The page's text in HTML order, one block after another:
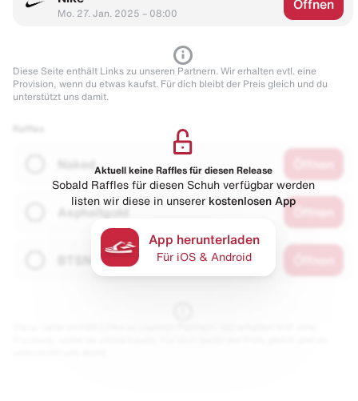
Mo. 27. Jan. 2025 – 08:00
Öffnen
Diese Seite enthält Links zu unseren Partnern. Wir erhalten evtl. eine
Provision, wenn du etwas kaufst. Für dich bleibt der Preis gleich und du
unterstützt uns damit.
Naked
Asphaltgold
Aktuell keine Raffles für diesen Release
Sobald Raffles für diesen Schuh verfügbar werden
listen wir diese in unserer kostenlosen App
App herunterladen
Für iOS & Android